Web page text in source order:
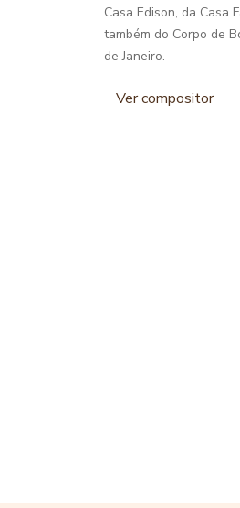
Casa Edison, da Casa
também do Corpo de
de Janeiro.
Ver compositor